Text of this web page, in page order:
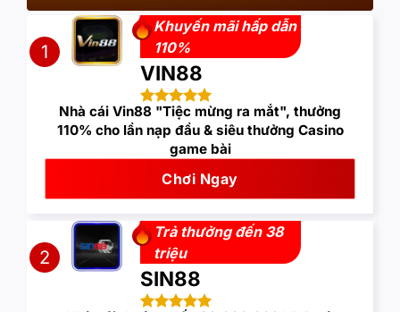
1
Khuyến mãi hấp dẫn
110%
VIN88
Nhà cái Vin88 "Tiệc mừng ra mắt", thưởng
110% cho lần nạp đầu & siêu thưởng Casino
game bài
Chơi Ngay
2
Trả thưởng đến 38
triệu
SIN88